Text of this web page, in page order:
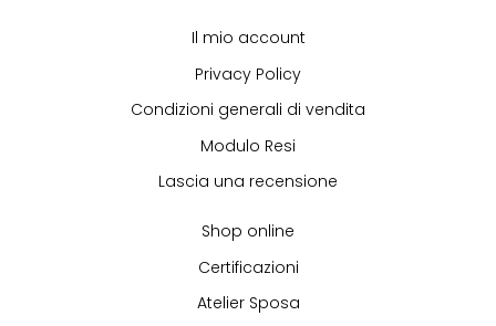
Il mio account
Privacy Policy
Condizioni generali di vendita
Modulo Resi
Lascia una recensione
Shop online
Certificazioni
Atelier Sposa